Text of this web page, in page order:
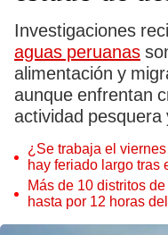
Investigaciones
aguas peruanas
alimentación y
aunque enfrentan
actividad
¿Se trabaja el
hay feriado largo tras
Más de 10 distritos
hasta por 12 horas